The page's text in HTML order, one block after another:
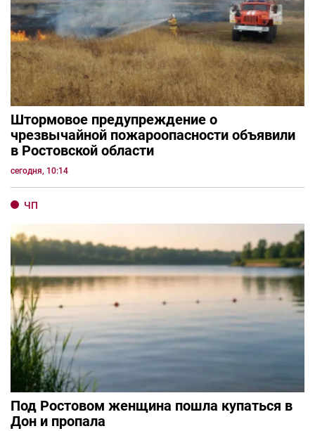
Штормовое предупреждение о
чрезвычайной пожароопасности объявили
в Ростовской области
сегодня, 10:14
ЧП
Под Ростовом женщина пошла купаться в
Дон и пропала